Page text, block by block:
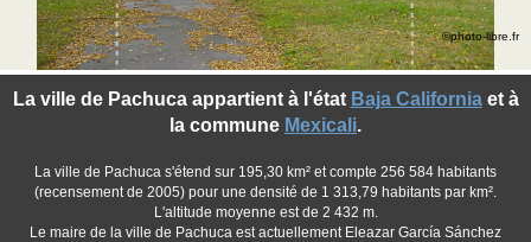
La ville de Pachuca appartient à l'état Baja Californiaet à
la commune Mexicali.
La ville de Pachuca s'étend sur 195,30 km² et compte 256 584 habitants
(recensement de 2005) pour une densité de 1 313,79 habitants par km².
L'altitude moyenne est de 2 432 m.
Le maire de la ville de Pachuca est actuellement Eleazar García Sánchez
©photo-libre.fr